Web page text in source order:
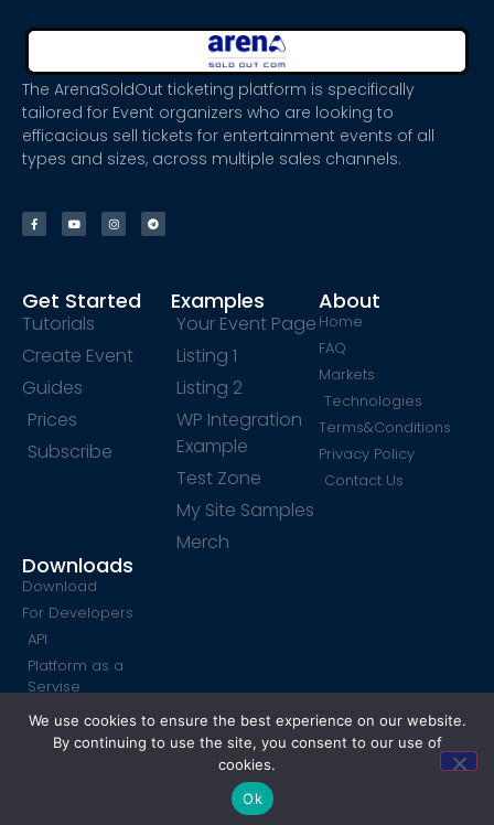
The ArenaSoldOut ticketing platform is specifically
tailored for Event organizers who are looking to
efficacious sell tickets for entertainment events of all
types and sizes, across multiple sales channels.
Get Started
Tutorials
Create Event
Guides
Prices
Subscribe
Examples
Your Event Page
Listing 1
Listing 2
WP Integration
Example
Test Zone
My Site Samples
Merch
About
Home
FAQ
Markets
Technologies
Terms&Conditions
Privacy Policy
Contact Us
Downloads
Download
For Developers
API
Platform as a
Servise
SendPulse Form
©ArenaSoldOut.com 2019–2026
We use cookies to ensure the best experience on our website.
By continuing to use the site, you consent to our use of
cookies.
Ok